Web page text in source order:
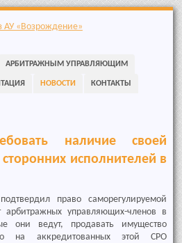
АРБИТРАЖНЫМ УПРАВЛЯЮЩИМ
НОВОСТИ КОНТАКТЫ
наличие своей
исполнителей в
право саморегулируемой
арбитражных управляющих-членов в
они ведут, продавать имущество
на аккредитованных этой СРО